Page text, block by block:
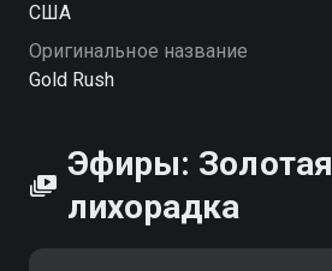
США
Оригинальное название
Gold Rush
Эфиры: Золотая
лихорадка